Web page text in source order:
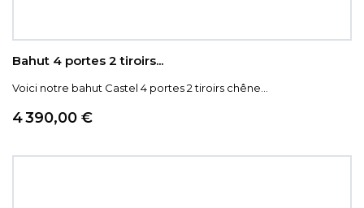
Bahut 4 portes 2 tiroirs...
Voici notre bahut Castel 4 portes 2 tiroirs chêne...
Prix
4 390,00 €